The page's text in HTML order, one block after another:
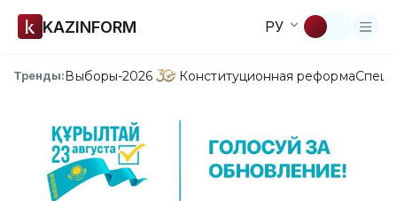
KAZINFORM РУ
Тренды:Выборы-2026 Конституционная реформа